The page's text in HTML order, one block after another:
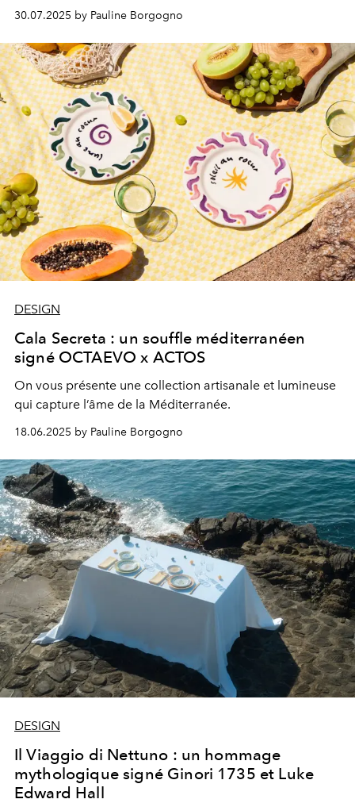
30.07.2025 by Pauline Borgogno
DESIGN
Cala Secreta : un souffle méditerranéen
signé OCTAEVO x ACTOS
On vous présente une collection artisanale et lumineuse
qui capture l’âme de la Méditerranée.
18.06.2025 by Pauline Borgogno
DESIGN
Il Viaggio di Nettuno : un hommage
mythologique signé Ginori 1735 et Luke
Edward Hall